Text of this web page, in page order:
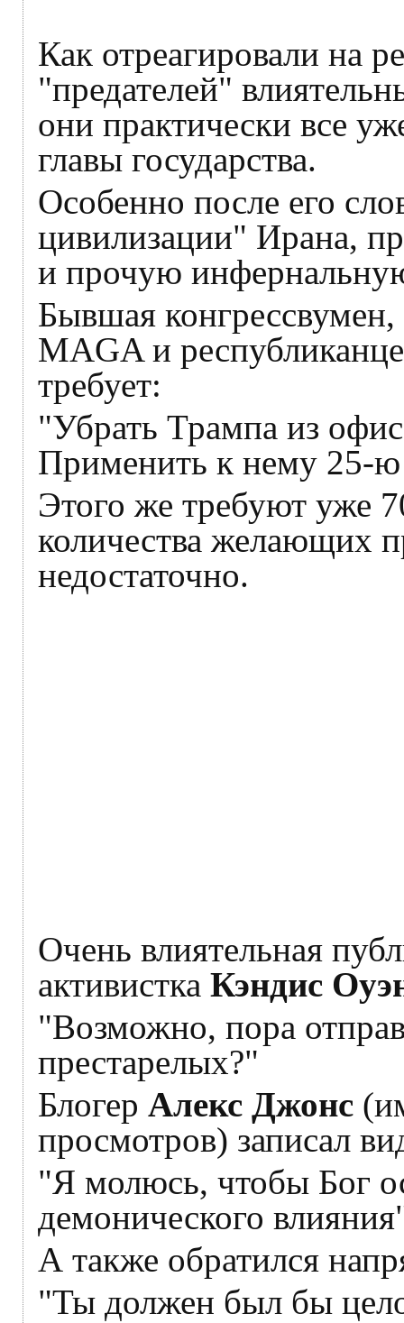
Как отреагировали на
"предателей"
они практически все
главы государства.
Особенно после его
цивилизации" Ирана,
и прочую
Бывшая
MAGA и
требует:
"Убрать Трампа из
Применить к нему 25-
Этого же требуют уже
количества желающих
недостаточно.
Очень влиятельная
активистка Кэндис
"Возможно, пора
престарелых?"
Блогер Алекс Джонс
просмотров) записал
"Я молюсь, чтобы Бог
демонического
А также обратился
"Ты должен был бы